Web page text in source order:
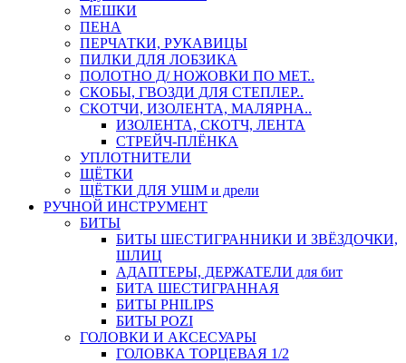
МЕШКИ
ПЕНА
ПЕРЧАТКИ, РУКАВИЦЫ
ПИЛКИ ДЛЯ ЛОБЗИКА
ПОЛОТНО Д/ НОЖОВКИ ПО МЕТ..
СКОБЫ, ГВОЗДИ ДЛЯ СТЕПЛЕР..
СКОТЧИ, ИЗОЛЕНТА, МАЛЯРНА..
ИЗОЛЕНТА, СКОТЧ, ЛЕНТА
СТРЕЙЧ-ПЛЁНКА
УПЛОТНИТЕЛИ
ЩЁТКИ
ЩЁТКИ ДЛЯ УШМ и дрели
РУЧНОЙ ИНСТРУМЕНТ
БИТЫ
БИТЫ ШЕСТИГРАННИКИ И ЗВЁЗДОЧКИ,
ШЛИЦ
АДАПТЕРЫ, ДЕРЖАТЕЛИ для бит
БИТА ШЕСТИГРАННАЯ
БИТЫ PHILIPS
БИТЫ POZI
ГОЛОВКИ И АКСЕСУАРЫ
ГОЛОВКА ТОРЦЕВАЯ 1/2